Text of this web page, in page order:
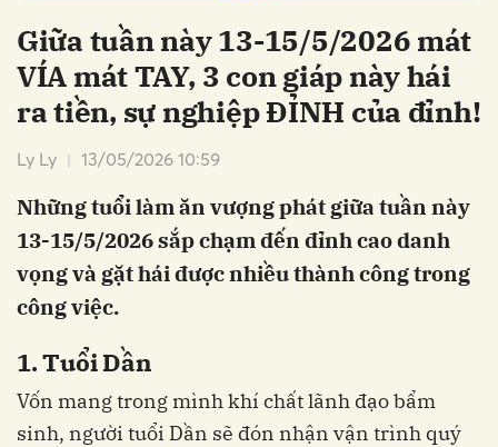
Giữa tuần này 13-15/5/2026 mát
VÍA mát TAY, 3 con giáp này hái
ra tiền, sự nghiệp ĐỈNH của đỉnh!
Ly Ly 13/05/2026 10:59
Những tuổi làm ăn vượng phát giữa tuần này
13-15/5/2026 sắp chạm đến đỉnh cao danh
vọng và gặt hái được nhiều thành công trong
công việc.
1. Tuổi Dần
Vốn mang trong mình khí chất lãnh đạo bẩm
sinh, người tuổi Dần sẽ đón nhận vận trình quý
Hủy Gửi